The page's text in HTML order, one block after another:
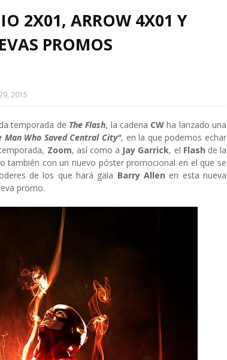
2X01, ARROW 4X01 Y
PROMOS
2015
temporada de The Flash, la cadena CWha lanzado una
Man Who Saved Central City", en la que podemos echar
Zoom, así como a Jay Garrick, el Flash de la
también con un nuevo póster promocional en el que se
de los que hará gala Barry Allen en esta nueva
promo.